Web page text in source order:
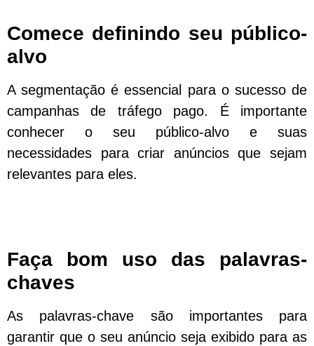
Comece definindo seu público-
alvo
A segmentação é essencial para o sucesso de
campanhas de tráfego pago. É importante
conhecer o seu público-alvo e suas
necessidades para criar anúncios que sejam
relevantes para eles.
Faça bom uso das palavras-
chaves
As palavras-chave são importantes para
garantir que o seu anúncio seja exibido para as